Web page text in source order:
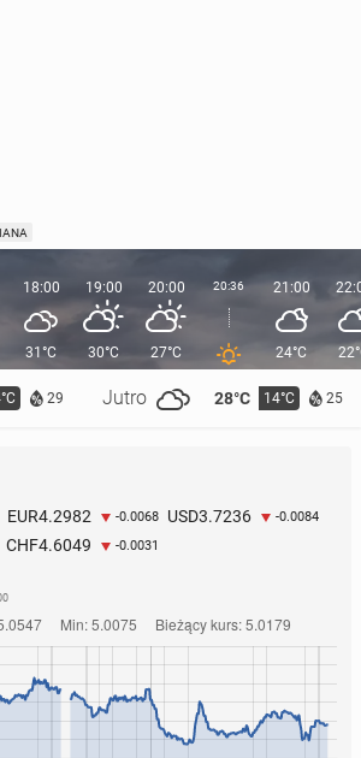
29 Jutro 28°C 14°C 25
18:00
31°C
19:00
30°C
20:00
27°C
20:36 21:00
24°C
EUR4.2982 -0.0068 USD3.7236 -0.0084
CHF4.6049 -0.0031